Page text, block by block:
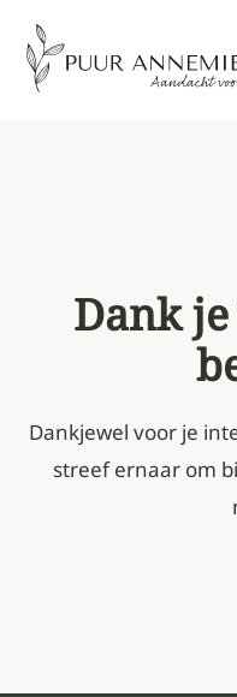
Skip to main
Dank
Dankjewel voor je
streefernaar om